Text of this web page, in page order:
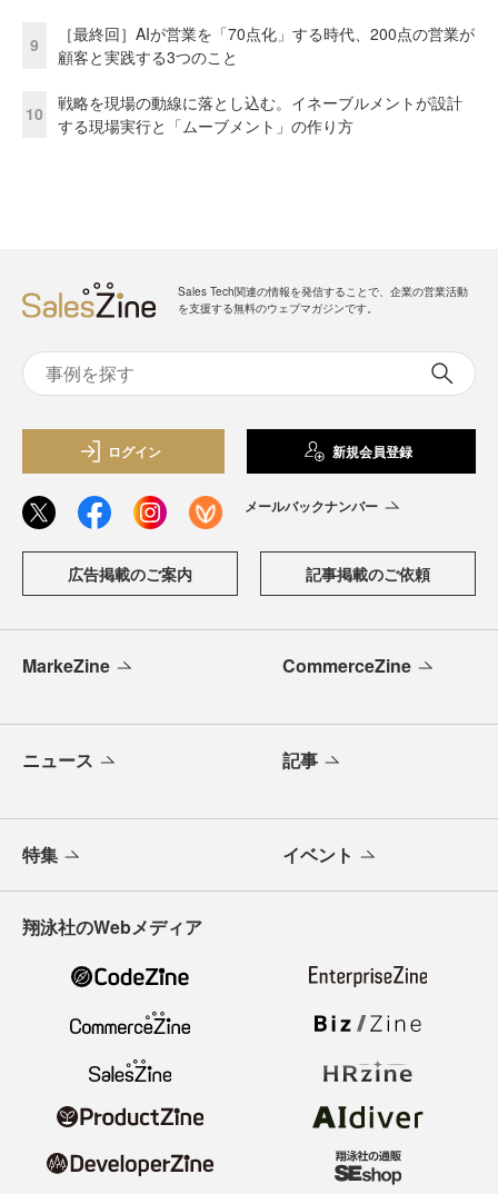
9
［最終回］AIが営業を「70点化」する時代、200点の営業が
顧客と実践する3つのこと
10
戦略を現場の動線に落とし込む。イネーブルメントが設計
する現場実行と「ムーブメント」の作り方
Sales Tech関連の情報を発信することで、企業の営業活動
を支援する無料のウェブマガジンです。
ログイン 新規会員登録
メールバックナンバー
広告掲載のご案内 記事掲載のご依頼
MarkeZine CommerceZine
ニュース 記事
特集 イベント
翔泳社のWebメディア